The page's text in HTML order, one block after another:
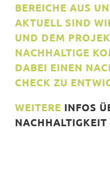
BEREICHE AUS
AKTUELL SIND
UND DEM
NACHHALTIGE
DABEI EINEN
CHECK ZU
WEITERE INFOS
NACHHALTIGKEIT